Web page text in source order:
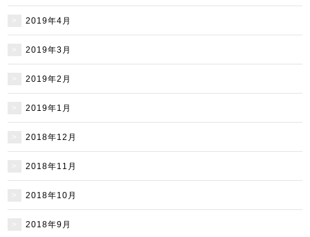
2019年4月
2019年3月
2019年2月
2019年1月
2018年12月
2018年11月
2018年10月
2018年9月